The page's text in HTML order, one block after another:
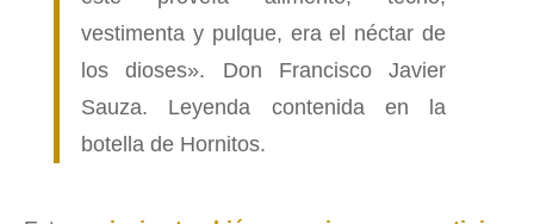
vestimenta y pulque, era el néctar de
los dioses». Don Francisco Javier
Sauza. Leyenda contenida en la
botella de Hornitos.